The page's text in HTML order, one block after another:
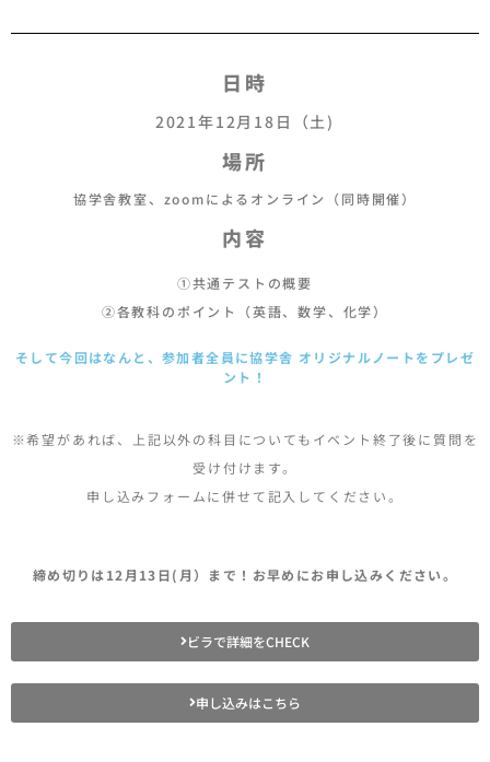
日時
2021年12月18日（土)
場所
協学舎教室、zoomによるオンライン（同時開催）
内容
①共通テストの概要
②各教科のポイント（英語、数学、化学）
そして今回はなんと、参加者全員に協学舎 オリジナルノートを プレゼ
ント！
※希望があれば、上記以外の科目についてもイベント終了後に質問を
受け付けます。
申し込みフォームに併せて記入してください。
締め切りは12月13日(月）まで！お早めにお申し込みください。
ビラで詳細をCHECK
申し込みはこちら